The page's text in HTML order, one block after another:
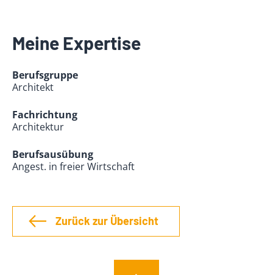
Meine Expertise
Berufsgruppe
Architekt
Fachrichtung
Architektur
Berufsausübung
Angest. in freier Wirtschaft
Zurück zur Übersicht